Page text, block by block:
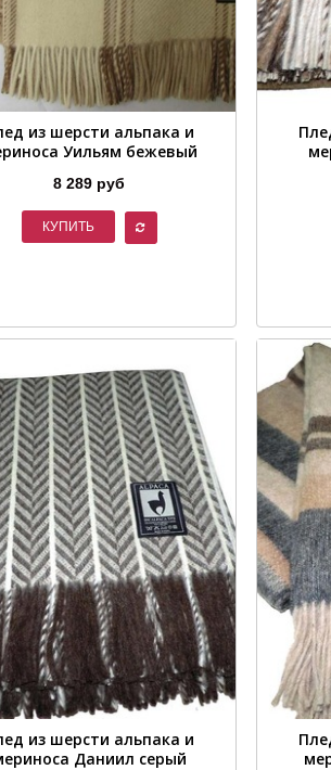
из шерсти альпака и
Уильям бежевый
8 289 руб
КУПИТЬ
из шерсти альпака и
Даниил серый